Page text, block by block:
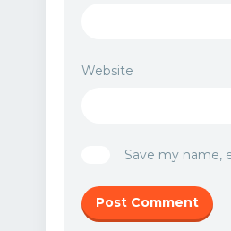
Website
Save my name,